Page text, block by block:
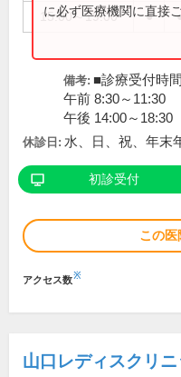
15:00～19:00 ●
に必ず医療機関に直接
備考: ■診療受付時間
午前 8:30～11:30
午後 14:00～18:30
休診日: 水、日、祝、年末
初診受付
この医
アクセス数※
山口レディスクリニ